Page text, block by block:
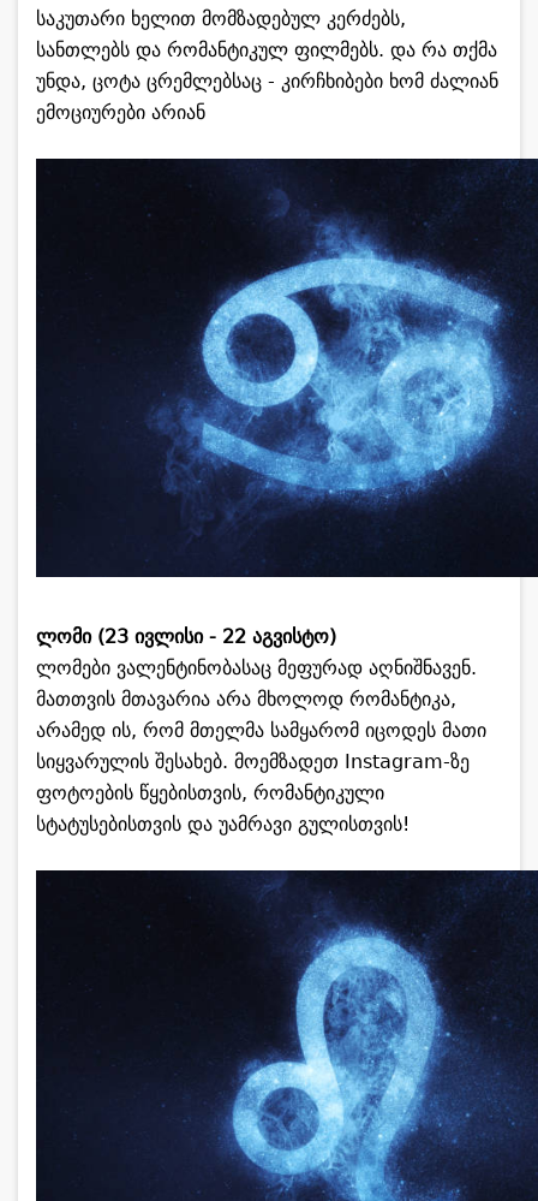
საკუთარი ხელით მომზადებულ კერძებს,
სანთლებს და რომანტიკულ ფილმებს. და რა თქმა
უნდა, ცოტა ცრემლებსაც - კირჩხიბები ხომ ძალიან
ემოციურები არიან
ლომი (23 ივლისი - 22 აგვისტო)
ლომები ვალენტინობასაც მეფურად აღნიშნავენ.
მათთვის მთავარია არა მხოლოდ რომანტიკა,
არამედ ის, რომ მთელმა სამყარომ იცოდეს მათი
სიყვარულის შესახებ. მოემზადეთ Instagram-ზე
ფოტოების წყებისთვის, რომანტიკული
სტატუსებისთვის და უამრავი გულისთვის!